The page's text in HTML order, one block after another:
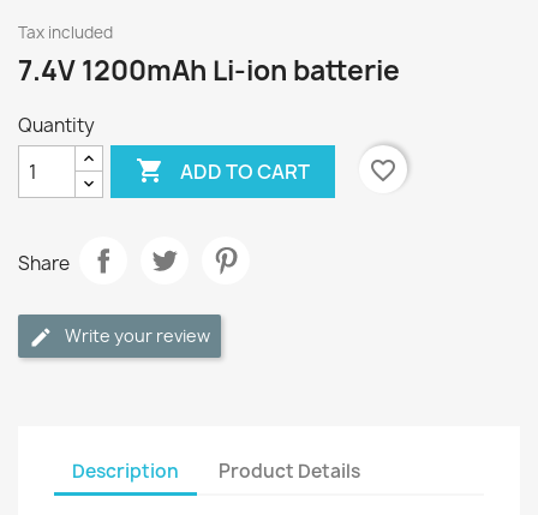
Tax included
7.4V 1200mAh Li-ion batterie
Quantity
 ADD TO CART favorite_border
Share
Write your review
Description Product Details